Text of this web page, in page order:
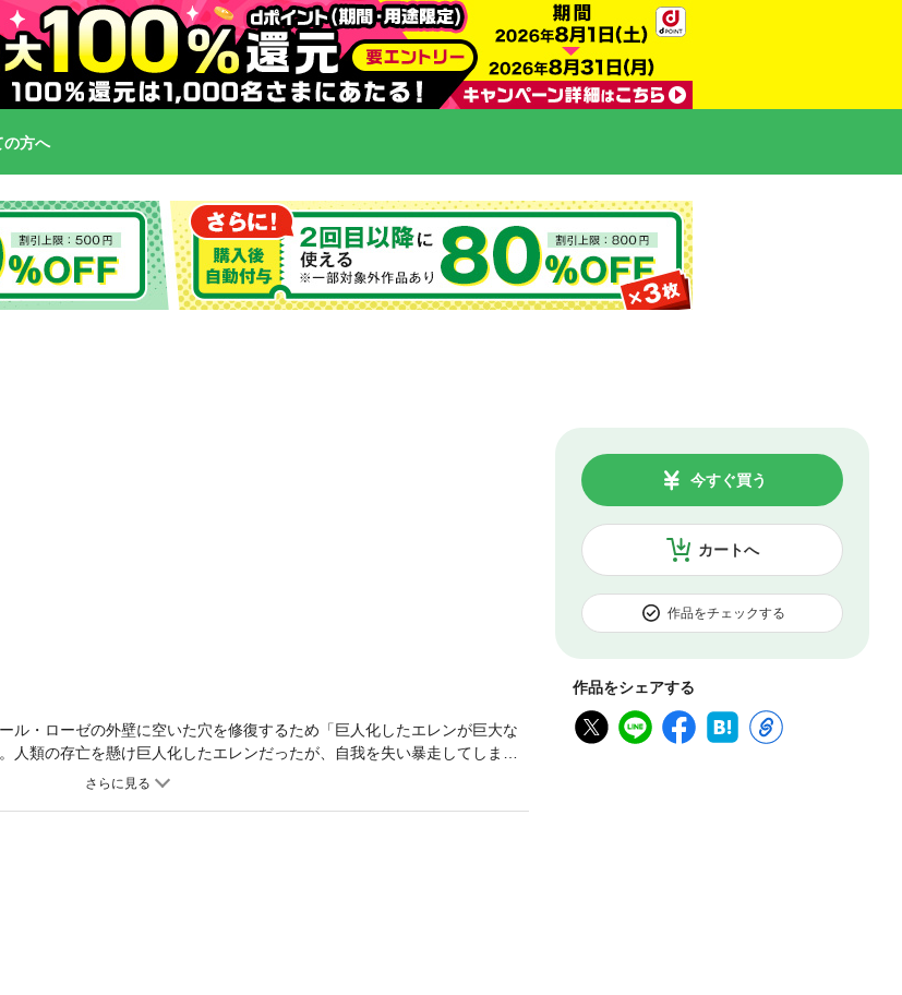
の方へ
カートへ
今すぐ買う
作品をチェックする
作品をシェアする
・ローゼの外壁に空いた穴を修復するため「巨人化したエレンが巨大な
人類の存亡を懸け巨人化したエレンだったが、自我を失い暴走してしま
にも反応せず……。